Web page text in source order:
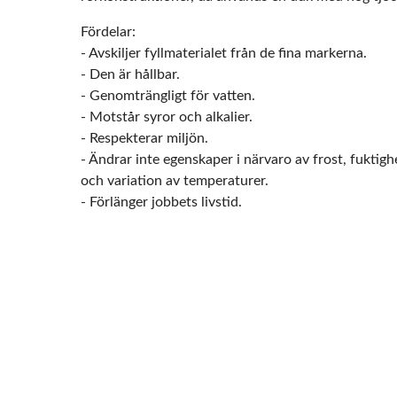
Fördelar:
- Avskiljer fyllmaterialet från de fina markerna.
- Den är hållbar.
- Genomträngligt för vatten.
- Motstår syror och alkalier.
- Respekterar miljön.
- Ändrar inte egenskaper i närvaro av frost,
och variation av temperaturer.
- Förlänger jobbets livstid.